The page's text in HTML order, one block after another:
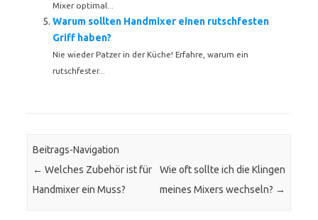
Mixer optimal...
Warum sollten Handmixer einen rutschfesten
Griff haben?
Nie wieder Patzer in der Küche! Erfahre, warum ein
rutschfester...
Beitrags-Navigation
← Welches Zubehör ist für
Handmixer ein Muss?
Wie oft sollte ich die Klingen
meines Mixers wechseln? →